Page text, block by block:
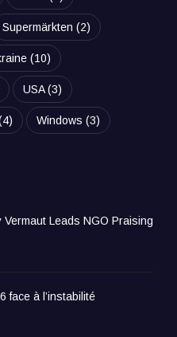
Supermärkten (2)
(10)
USA(3)
Windows (3)
Leads NGO Praising
face à l’instabilité